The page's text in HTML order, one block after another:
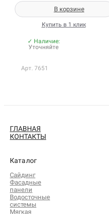
В корзине
Купить в 1 клик
✓ Наличие:
Уточняйте
Арт. 7651
ГЛАВНАЯ
КОНТАКТЫ
Каталог
Сайдинг
Фасадные
панели
Водосточные
системы
Мягкая